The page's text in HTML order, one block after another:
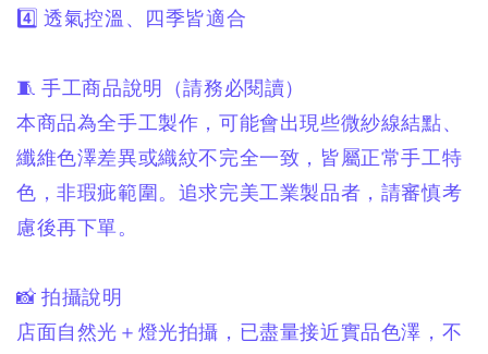
4️⃣ 透氣控溫、四季皆適合
🧵 手工商品說明（請務必閱讀）
本商品為全手工製作，可能會出現些微紗線結點、
纖維色澤差異或織紋不完全一致， 皆屬正常手工特
色，非瑕疵範圍。 追求完美工業製品者， 請審慎考
慮後再下單。
📸 拍攝說明
店面自然光＋燈光拍攝， 已盡量接近實品色澤， 不